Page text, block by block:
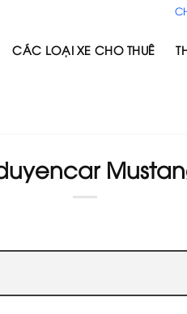
CÁC LOẠI XE CHO THUÊ